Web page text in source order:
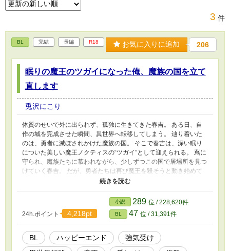
3 件
BL 完結 長編 R18 お気に入りに追加 206
眠りの魔王のツガイになった俺、魔族の国を立て
直します
兎沢にこり
体質のせいで外に出られず、孤独に生きてきた春吉。 ある日、自
作の城を完成させた瞬間、異世界へ転移してしまう。 辿り着いた
のは、勇者に滅ぼされかけた魔族の国。 そこで春吉は、深い眠り
についた美しい魔王ノクティスの“ツガイ”として迎えられる。 蔦に
守られ、魔族たちに慕われながら、少しずつこの国で居場所を見つ
けていく春吉。 だが、勇者たちは再び魔王を殺そうと動き始めて
いて――。 「何もしないなんて、無理だろ」 優しすぎる魔王と、
24h.ポイント 4,218pt
小説 289 位 / 228,620件
BL 47 位 / 31,391件
BL ハッピーエンド
強気受け